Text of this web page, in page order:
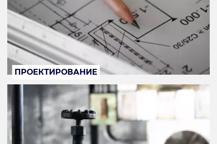
ПРОЕКТИРОВАНИЕ